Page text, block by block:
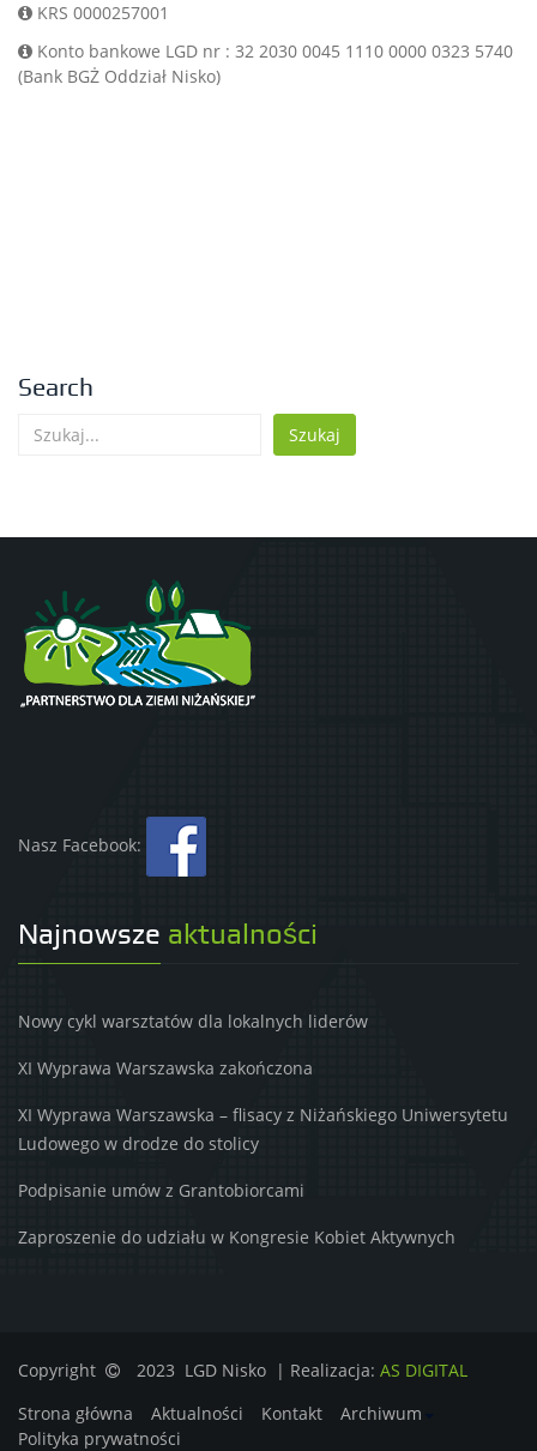
KRS 0000257001
Konto bankowe LGD nr : 32 2030 0045 1110 0000 0323 5740
(Bank BGŻ Oddział Nisko)
Search
Szukaj
Nasz Facebook:
Najnowsze aktualności
Nowy cykl warsztatów dla lokalnych liderów
XI Wyprawa Warszawska zakończona
XI Wyprawa Warszawska – flisacy z Niżańskiego Uniwersytetu
Ludowego w drodze do stolicy
Podpisanie umów z Grantobiorcami
Zaproszenie do udziału w Kongresie Kobiet Aktywnych
Copyright 2023 LGD Nisko | Realizacja: AS DIGITAL
Strona główna
Aktualności Kontakt
Archiwum
Polityka prywatności